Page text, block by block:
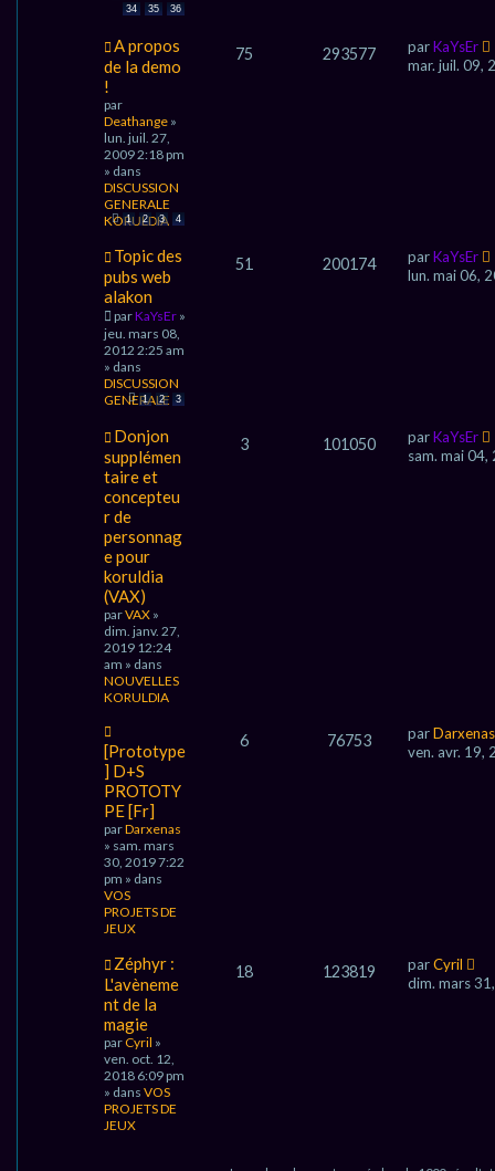
34
35 36
N
o
u
e
a
u
m
e
s
s
a
A propos
de la demo
!
par
Deathange »
lun. juil. 27,
2009 2:18 pm
» dans
DISCUSSION
GENERALE
KORULDIA
1 2 3 4
75 293577 parKaYsEr
mar. juil. 09,
N
u
v
e
a
u
m
e
s
a
g
e
Topic des
pubs web
alakon
parKaYsEr »
jeu. mars 08,
2012 2:25 am
» dans
DISCUSSION
GENERALE
1 2 3
51 200174 parKaYsEr
lun. mai 06,
N
u
v
e
a
u
e
s
s
a
g
e
Donjon
supplémen
taire et
concepteu
r de
personnag
e pour
koruldia
(VAX)
parVAX »
dim. janv. 27,
2019 12:24
am » dans
NOUVELLES
KORULDIA
3 101050 parKaYsEr
sam. mai
o
u
v
e
a
u
m
e
s
s
a
g
[Prototype
] D+S
PROTOTY
PE [Fr]
parDarxenas
» sam. mars
30, 2019 7:22
pm » dans
VOS
PROJETS DE
JEUX
6 76753 parDarxenas
ven. avr. 19,
N
o
u
v
e
a
u
m
e
s
s
Zéphyr :
L'avèneme
nt de la
magie
parCyril »
ven. oct. 12,
2018 6:09 pm
» dans VOS
PROJETS DE
JEUX
18 123819 parCyril
dim. mars